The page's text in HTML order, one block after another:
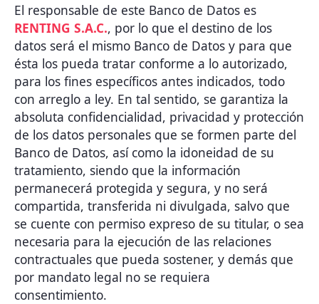
El responsable de este Banco de Datos es
RENTING S.A.C., por lo que el destino de los
datos será el mismo Banco de Datos y para que
ésta los pueda tratar conforme a lo autorizado,
para los fines específicos antes indicados, todo
con arreglo a ley. En tal sentido, se garantiza la
absoluta confidencialidad, privacidad y protección
de los datos personales que se formen parte del
Banco de Datos, así como la idoneidad de su
tratamiento, siendo que la información
permanecerá protegida y segura, y no será
compartida, transferida ni divulgada, salvo que
se cuente con permiso expreso de su titular, o sea
necesaria para la ejecución de las relaciones
contractuales que pueda sostener, y demás que
por mandato legal no se requiera
consentimiento.